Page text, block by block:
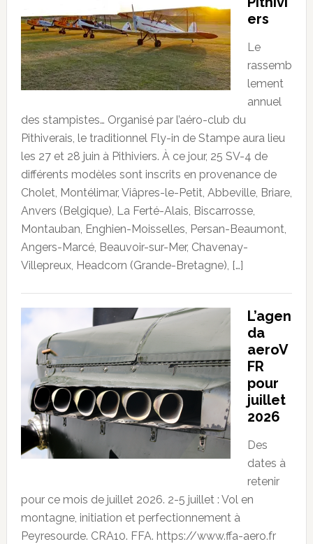
ers
Le
rassemb
lement
annuel
des stampistes… Organisé par l’aéro-club du
Pithiverais, le traditionnel Fly-in de Stampe aura lieu
les 27 et 28 juin à Pithiviers. À ce jour, 25 SV-4 de
différents modèles sont inscrits en provenance de
Cholet, Montélimar, Viâpres-le-Petit, Abbeville, Briare,
Anvers (Belgique), La Ferté-Alais, Biscarrosse,
Montauban, Enghien-Moisselles, Persan-Beaumont,
Angers-Marcé, Beauvoir-sur-Mer, Chavenay-
Villepreux, Headcorn (Grande-Bretagne), […]
L’agen
da
aeroV
FR
pour
juillet
2026
Des
dates à
retenir
pour ce mois de juillet 2026. 2-5 juillet : Vol en
montagne, initiation et perfectionnement à
Peyresourde. CRA10. FFA. https://www.ffa-aero.fr